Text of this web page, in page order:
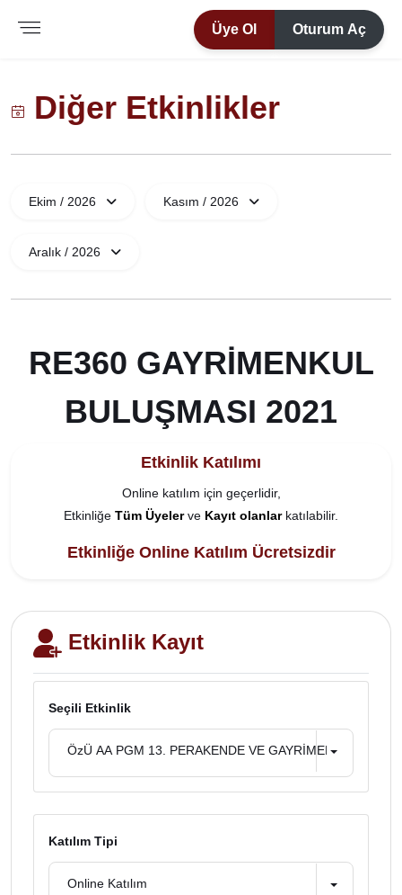
Üye Ol Oturum Aç
Diğer Etkinlikler
Ekim / 2026 Kasım / 2026
Aralık / 2026
RE360 GAYRİMENKUL
BULUŞMASI 2021
Etkinlik Katılımı
Online katılım için geçerlidir,
Etkinliğe Tüm Üyelerve Kayıt olanlar katılabilir.
Etkinliğe Online Katılım Ücretsizdir
Etkinlik Kayıt
Seçili Etkinlik
ÖzÜ AA PGM 13. PERAKENDE VE GAYRİMENKUL
Katılım Tipi
Online Katılım